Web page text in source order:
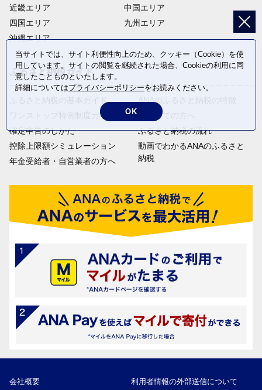
近畿エリア
四国エリア
沖縄エリア
中国エリア
九州エリア
ふるさと納税ガイド
ふるさと納税の基本ガイド
ワンストップ特例制度ガイド
確定申告のしかた
控除上限額シミュレーション
年金受給者・自営業者の方へ
ANAのふるさと納税の特徴
はじめての方へ
ふるさと納税の流れ
動画でわかるANAのふるさと
納税
会社概要 利用者情報の外部送信について
当サイトでは、サイト利便性向上のため、クッキー（Cookie）を使
用しています。サイトの閲覧を継続された場合、Cookieの利用に同
意したことものといたします。
詳細についてはプライバシーポリシーをお読みください。
OK